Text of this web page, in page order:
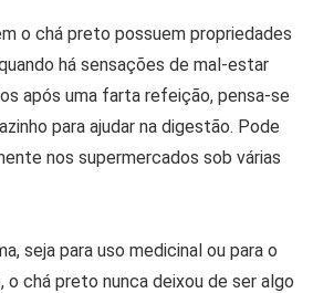
o chá preto possuem propriedades
há sensações de mal-estar
após uma farta refeição, pensa-se
para ajudar na digestão. Pode
nos supermercados sob várias
seja para uso medicinal ou para o
o chá preto nunca deixou de ser algo